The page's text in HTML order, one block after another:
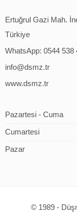
Ertuğrul Gazi Mah.
Türkiye
WhatsApp: 0544 538
info@dsmz.tr
www.dsmz.tr
Pazartesi - Cuma
Cumartesi
Pazar
© 1989 -